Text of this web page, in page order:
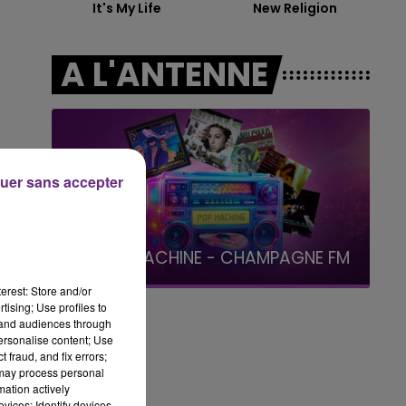
It's My Life New Religion
A L'ANTENNE
LA RADIO POP
Store and/or
Use profiles to
audiences through
content; Use
fraud, and fix errors;
process personal
actively
sans accepter